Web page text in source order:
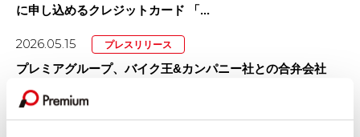
に申し込めるクレジットカード 「...
2026.05.15 プレスリリース
プレミアグループ、バイク王&カンパニー社との合弁会社